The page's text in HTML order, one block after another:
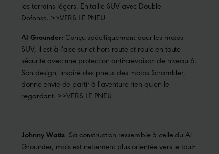
les terrains légers. En taille SUV avec Double
Defense. >>VERS LE PNEU
Al Grounder: Conçu spécifiquement pour les motos
SUV, il est à l'aise sur et hors route et roule en toute
sécurité avec une protection anti-crevaison de niveau 6.
Son design, inspiré des pneus des motos Scrambler,
donne envie de partir à l'aventure rien qu'en le
regardant. >>VERS LE PNEU
Johnny Watts: Sa construction ressemble à celle du Al
Grounder, mais est nettement plus orientée vers le tout-